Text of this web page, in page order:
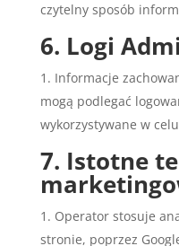
czytelny sposób
6. Logi
Informacje
mogą podlegać
wykorzystywane w
7. Istotne
Operator stosuje
stronie, poprzez